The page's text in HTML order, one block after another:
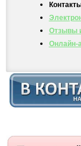
Отзывы
Онлайн-